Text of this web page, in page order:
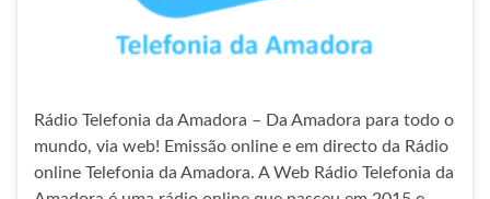
Rádio Telefonia da Amadora – Da Amadora para todo o
mundo, via web! Emissão online e em directo da Rádio
online Telefonia da Amadora. A Web Rádio Telefonia da